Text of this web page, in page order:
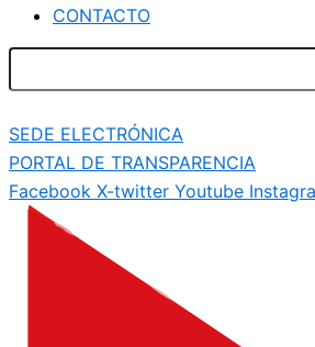
CONTACTO
SEDE ELECTRÓNICA
PORTAL DE TRANSPARENCIA
Facebook X-twitter Youtube